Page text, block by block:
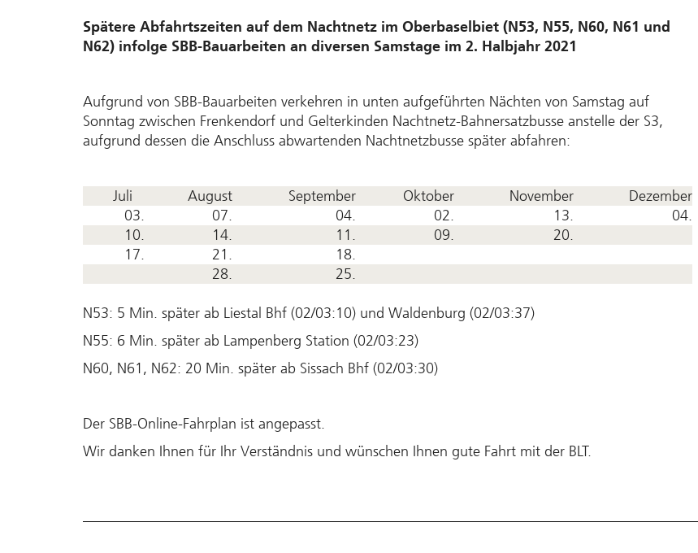
Spätere Abfahrtszeiten auf dem Nachtnetz im Oberbaselbiet (N53, N55, N60, N61 und
N62) infolge SBB-Bauarbeiten an diversen Samstage im 2. Halbjahr 2021
Aufgrund von SBB-Bauarbeiten verkehren in unten aufgeführten Nächten von Samstag auf
Sonntag zwischen Frenkendorf und Gelterkinden Nachtnetz-Bahnersatzbusse anstelle der S3,
aufgrund dessen die Anschluss abwartenden Nachtnetzbusse später abfahren:
Juli August September Oktober November
Dezember
03.
07. 04. 02. 13.
04.
10.
14. 11. 09.
20.
17.
21.
18.
28.
25.
N53: 5 Min. später ab Liestal Bhf (02/03:10) und Waldenburg (02/03:37)
N55: 6 Min. später ab Lampenberg Station (02/03:23)
N60, N61, N62: 20 Min. später ab Sissach Bhf (02/03:30)
Der SBB-Online-Fahrplan ist angepasst.
Wir danken Ihnen für Ihr Verständnis und wünschen Ihnen gute Fahrt mit der BLT.